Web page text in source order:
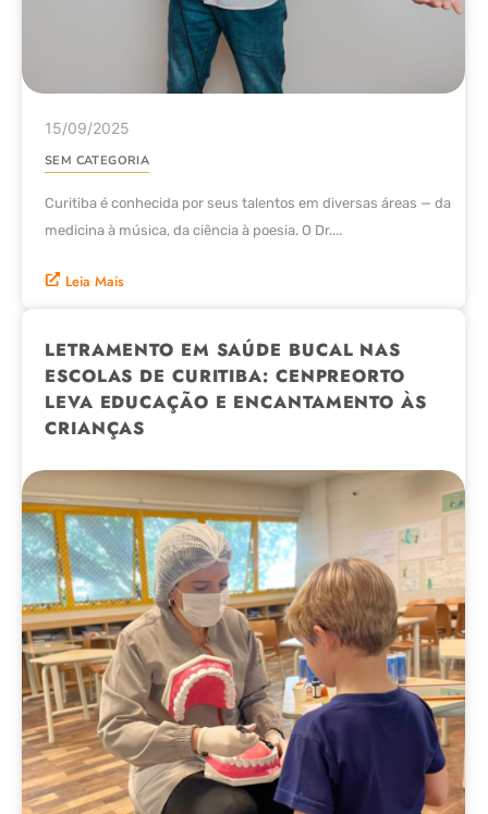
15/09/2025
SEM CATEGORIA
Curitiba é conhecida por seus talentos em diversas áreas — da
medicina à música, da ciência à poesia. O Dr....
Leia Mais
LETRAMENTO EM SAÚDE BUCAL NAS
ESCOLAS DE CURITIBA: CENPREORTO
LEVA EDUCAÇÃO E ENCANTAMENTO ÀS
CRIANÇAS